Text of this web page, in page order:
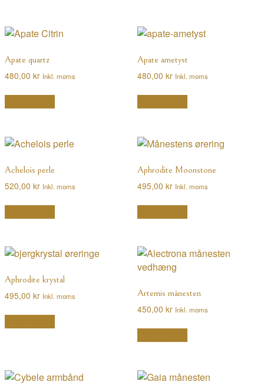
Apate quartz
480,00 kr Inkl. moms
Apate ametyst
480,00 kr Inkl. moms
Achelois perle
520,00 kr Inkl. moms
Aphrodite Moonstone
495,00 kr Inkl. moms
Aphrodite krystal
495,00 kr Inkl. moms Artemis månesten
450,00 kr Inkl. moms